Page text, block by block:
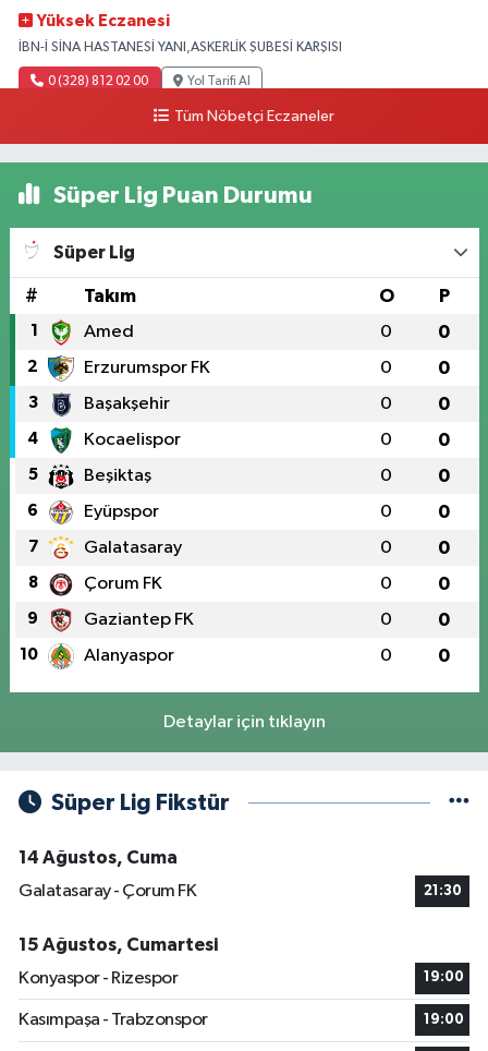
Yüksek Eczanesi
İBN-İ SİNA HASTANESİ YANI,ASKERLİK ŞUBESİ KARŞISI
0 (328) 812 02 00 Yol Tarifi Al
Tüm Nöbetçi Eczaneler
Süper Lig Puan Durumu
Süper Lig
# Takım O P
1 Amed 0 0
2 Erzurumspor FK 0 0
3 Başakşehir 0 0
4 Kocaelispor 0 0
5 Beşiktaş 0 0
6 Eyüpspor 0 0
7 Galatasaray 0 0
8 Çorum FK 0 0
9 Gaziantep FK 0 0
10 Alanyaspor 0 0
Detaylar için tıklayın
Süper Lig Fikstür
14 Ağustos, Cuma
Galatasaray - Çorum FK
21:30
15 Ağustos, Cumartesi
Konyaspor - Rizespor
19:00
Kasımpaşa - Trabzonspor 19:00